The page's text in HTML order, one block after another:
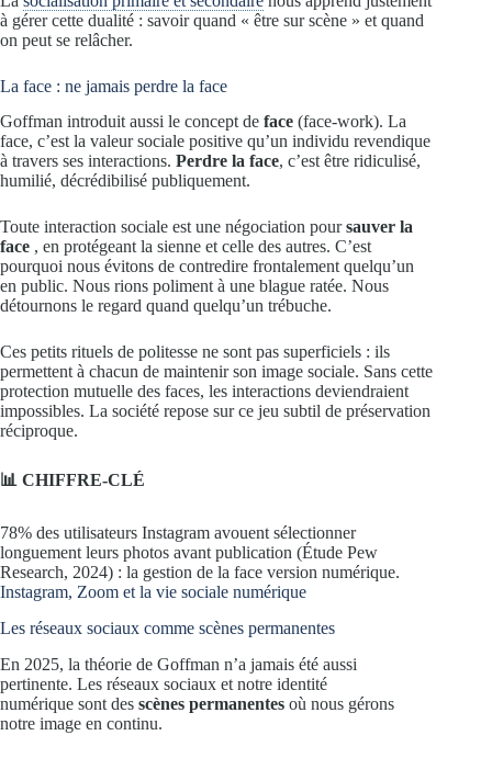
à gérer cette dualité : savoir quand « être sur scène » et quand
on peut se relâcher.
La face : ne jamais perdre la face
Goffman introduit aussi le concept de face (face-work). La
face, c’est la valeur sociale positive qu’un individu revendique
à travers ses interactions. Perdre la face, c’est être ridiculisé,
humilié, décrédibilisé publiquement.
Toute interaction sociale est une négociation poursauver la
face , en protégeant la sienne et celle des autres. C’est
pourquoi nous évitons de contredire frontalement quelqu’un
en public. Nous rions poliment à une blague ratée. Nous
détournons le regard quand quelqu’un trébuche.
Ces petits rituels de politesse ne sont pas superficiels : ils
permettent à chacun de maintenir son image sociale. Sans cette
protection mutuelle des faces, les interactions deviendraient
impossibles. La société repose sur ce jeu subtil de préservation
réciproque.
📊 CHIFFRE-CLÉ
78% des utilisateurs Instagram avouent sélectionner
longuement leurs photos avant publication (Étude Pew
Research, 2024) : la gestion de la face version numérique.
Instagram, Zoom et la vie sociale numérique
Les réseaux sociaux comme scènes permanentes
En 2025, la théorie de Goffman n’a jamais été aussi
pertinente. Les réseaux sociaux et notre identité
numérique sont des scènes permanentes où nous gérons
notre image en continu.